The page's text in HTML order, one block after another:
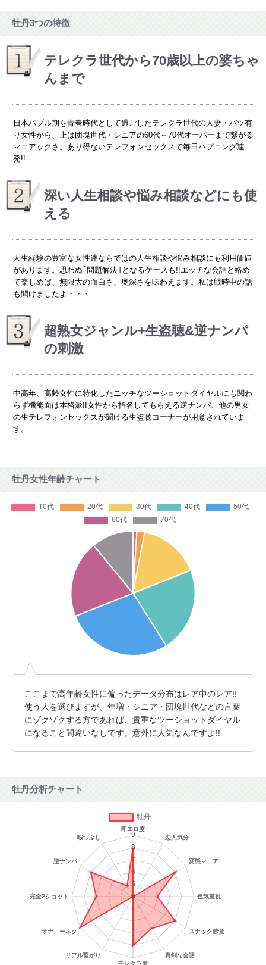
牡丹3つの特徴
テレクラ世代から70歳以上の婆ちゃ
んまで
日本バブル期を青春時代として過ごしたテレクラ世代の人妻・バツ有
り女性から、上は団塊世代・シニアの60代～70代オーバーまで繋がる
マニアックさ。あり得ないテレフォンセックスで毎日ハプニング連
発!!
深い人生相談や悩み相談などにも使
える
人生経験の豊富な女性達ならではの人生相談や悩み相談にも利用価値
があります。思わぬ｢問題解決｣となるケースも!!エッチな会話と絡め
て楽しめば、無限大の面白さ、奥深さを味わえます。私は戦時中の話
も聞けましたよ・・・
超熟女ジャンル+生盗聴&逆ナンパ
の刺激
中高年、高齢女性に特化したニッチなツーショットダイヤルにも関わ
らず機能面は本格派!!女性から指名してもらえる逆ナンパ、他の男女
の生テレフォンセックスが聞ける生盗聴コーナーが用意されていま
す。
牡丹女性年齢チャート
ここまで高年齢女性に偏ったデータ分布はレア中のレア!!
使う人を選びますが、年増・シニア・団塊世代などの言葉
にゾクゾクする方であれば、貴重なツーショットダイヤル
になること間違いなしです。意外に人気なんですよ!!
牡丹分析チャート